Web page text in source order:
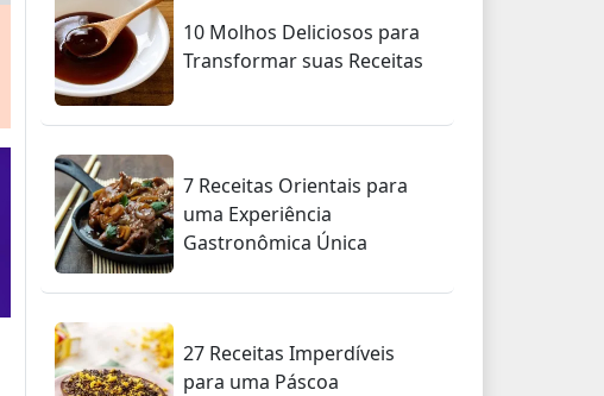
10 Molhos Deliciosos para
Transformar suas Receitas
7 Receitas Orientais para
uma Experiência
Gastronômica Única
27 Receitas Imperdíveis
para uma Páscoa